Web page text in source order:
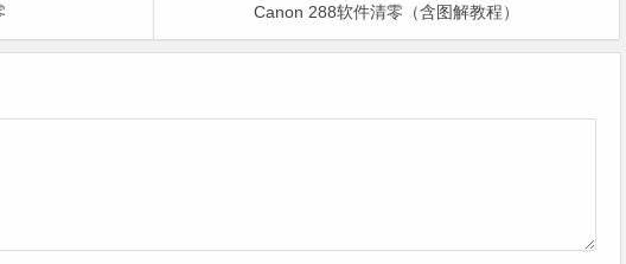
Canon 288软件清零（含图解教程）